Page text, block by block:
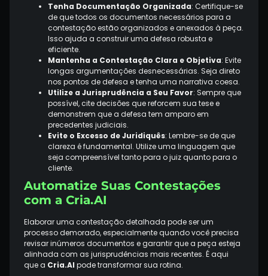
Tenha Documentação Organizada: Certifique-se
de que todos os documentos necessários para a
contestação estão organizados e anexados à peça.
Isso ajuda a construir uma defesa robusta e
eficiente.
Mantenha a Contestação Clara e Objetiva: Evite
longas argumentações desnecessárias. Seja direto
nos pontos de defesa e tenha uma narrativa coesa.
Utilize a Jurisprudência a Seu Favor: Sempre que
possível, cite decisões que reforcem sua tese e
demonstrem que a defesa tem amparo em
precedentes judiciais.
Evite o Excesso de Juridiquês: Lembre-se de que
clareza é fundamental. Utilize uma linguagem que
seja compreensível tanto para o juiz quanto para o
cliente.
Automatize Suas Contestações
com a Cria.AI
Elaborar uma contestação detalhada pode ser um
processo demorado, especialmente quando você precisa
revisar inúmeros documentos e garantir que a peça esteja
alinhada com as jurisprudências mais recentes. É aqui
que a Cria.AI pode transformar sua rotina.